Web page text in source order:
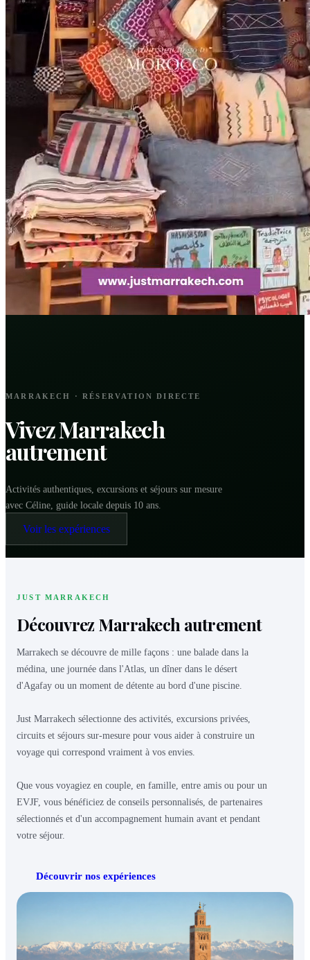
MARRAKECH · RÉSERVATION DIRECTE
Vivez Marrakech
autrement
Activités authentiques, excursions et séjours sur mesure
avec Céline, guide locale depuis 10 ans.
Voir les expériences
JUST MARRAKECH
Découvrez Marrakech autrement
Marrakech se découvre de mille façons : une balade dans la
médina, une journée dans l'Atlas, un dîner dans le désert
d'Agafay ou un moment de détente au bord d'une piscine.
Just Marrakech sélectionne des activités, excursions privées,
circuits et séjours sur-mesure pour vous aider à construire un
voyage qui correspond vraiment à vos envies.
Que vous voyagiez en couple, en famille, entre amis ou pour un
EVJF, vous bénéficiez de conseils personnalisés, de partenaires
sélectionnés et d'un accompagnement humain avant et pendant
votre séjour.
Découvrir nos expériences